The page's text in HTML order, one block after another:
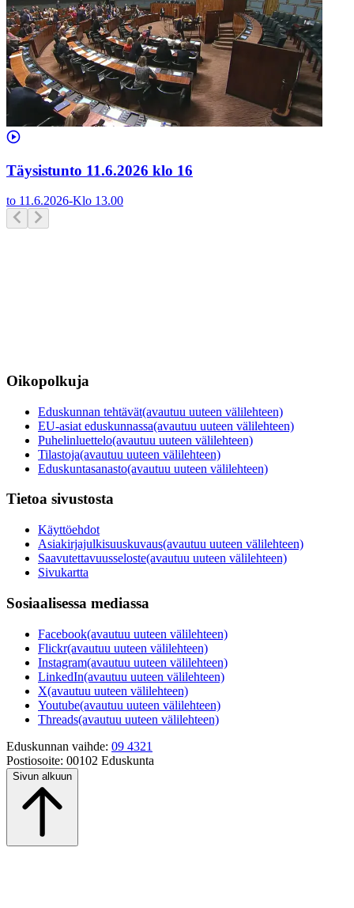
Täysistunto 11.6.2026 klo 16
to 11.6.2026-Klo 13.00
Oikopolkuja
Eduskunnan tehtävät(avautuu uuteen välilehteen)
EU-asiat eduskunnassa(avautuu uuteen välilehteen)
Puhelinluettelo(avautuu uuteen välilehteen)
Tilastoja(avautuu uuteen välilehteen)
Eduskuntasanasto(avautuu uuteen välilehteen)
Tietoa sivustosta
Käyttöehdot
Asiakirjajulkisuuskuvaus(avautuu uuteen välilehteen)
Saavutettavuusseloste(avautuu uuteen välilehteen)
Sivukartta
Sosiaalisessa mediassa
Facebook(avautuu uuteen välilehteen)
Flickr(avautuu uuteen välilehteen)
Instagram(avautuu uuteen välilehteen)
LinkedIn(avautuu uuteen välilehteen)
X(avautuu uuteen välilehteen)
Youtube(avautuu uuteen välilehteen)
Threads(avautuu uuteen välilehteen)
Eduskunnan vaihde: 09 4321
Postiosoite: 00102 Eduskunta
Sivun alkuun